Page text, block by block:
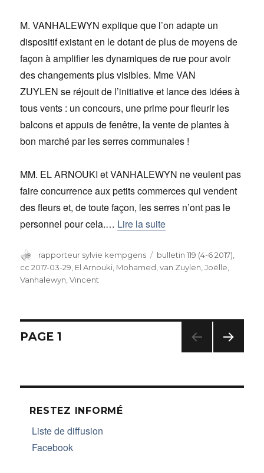
M. VANHALEWYN explique que l’on adapte un
dispositif existant en le dotant de plus de moyens de
façon à amplifier les dynamiques de rue pour avoir
des changements plus visibles. Mme VAN
ZUYLEN se réjouit de l’initiative et lance des idées à
tous vents : un concours, une prime pour fleurir les
balcons et appuis de fenêtre, la vente de plantes à
bon marché par les serres communales !
MM. EL ARNOUKI et VANHALEWYN ne veulent pas
faire concurrence aux petits commerces qui vendent
des fleurs et, de toute façon, les serres n’ont pas le
personnel pour cela.… Lire la suite
Auteur
rapporteur sylvie kempgens Catégories
bulletin 119 (4-6 2017)
cc 2017-03-29, El Arnouki, Mohamed,van Zuylen, Joëlle,
Vanhalewyn, Vincent
Navigation
articles
PAGE 1
ANT
RESTEZ INFORMÉ
Liste de diffusion
Facebook